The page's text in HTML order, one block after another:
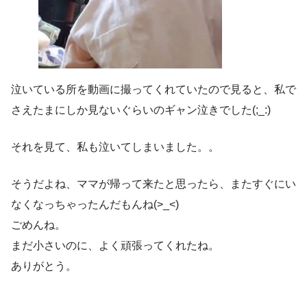
泣いている所を動画に撮ってくれていたので見ると、私で
さえたまにしか見ないぐらいのギャン泣きでした(;_:)
それを見て、私も泣いてしまいました。。
そうだよね、ママが帰って来たと思ったら、またすぐにい
なくなっちゃったんだもんね(>_<)
ごめんね。
まだ小さいのに、よく頑張ってくれたね。
ありがとう。